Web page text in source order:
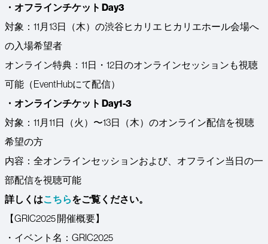
・オフラインチケット Day3
対象：11月13日（木）の渋谷ヒカリエ ヒカリエホール会場へ
の入場希望者
オンライン特典：11日・12日のオンラインセッションも視聴
可能（EventHubにて配信）
・オンラインチケット Day1-3
対象：11月11日（火）〜13日（木）のオンライン配信を視聴
希望の方
内容：全オンラインセッションおよび、オフライン当日の一
部配信を視聴可能
詳しくはこちらをご覧ください。
‍【GRIC2025 開催概要】
・イベント名：GRIC2025